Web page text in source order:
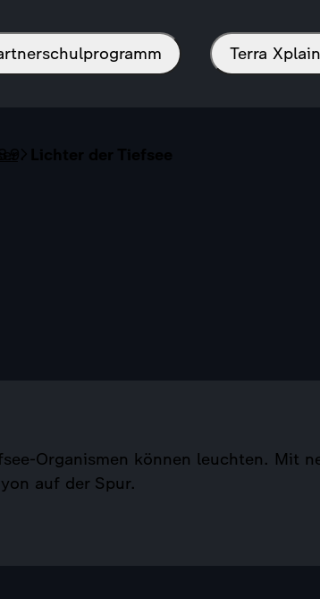
Terra
Lichter der Tiefsee
Organismen können leuchten. Mit
auf der Spur.